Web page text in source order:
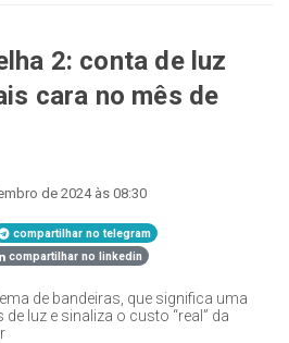
2: conta de luz
cara no mês de
de 2024 às 08:30
compartilhar no telegram
compartilhar no linkedin
de bandeiras, que significa uma
luz e sinaliza o custo “real” da